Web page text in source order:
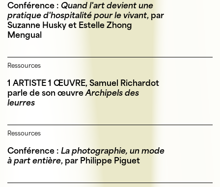
Conférence : Quand l'art devient une
pratique d'hospitalité pour le vivant, par
Suzanne Husky et Estelle Zhong
Mengual
Ressources
1 ARTISTE 1 ŒUVRE, Samuel Richardot
parle de son œuvreArchipels des
leurres
Ressources
Conférence : La photographie, un mode
à part entière, par Philippe Piguet